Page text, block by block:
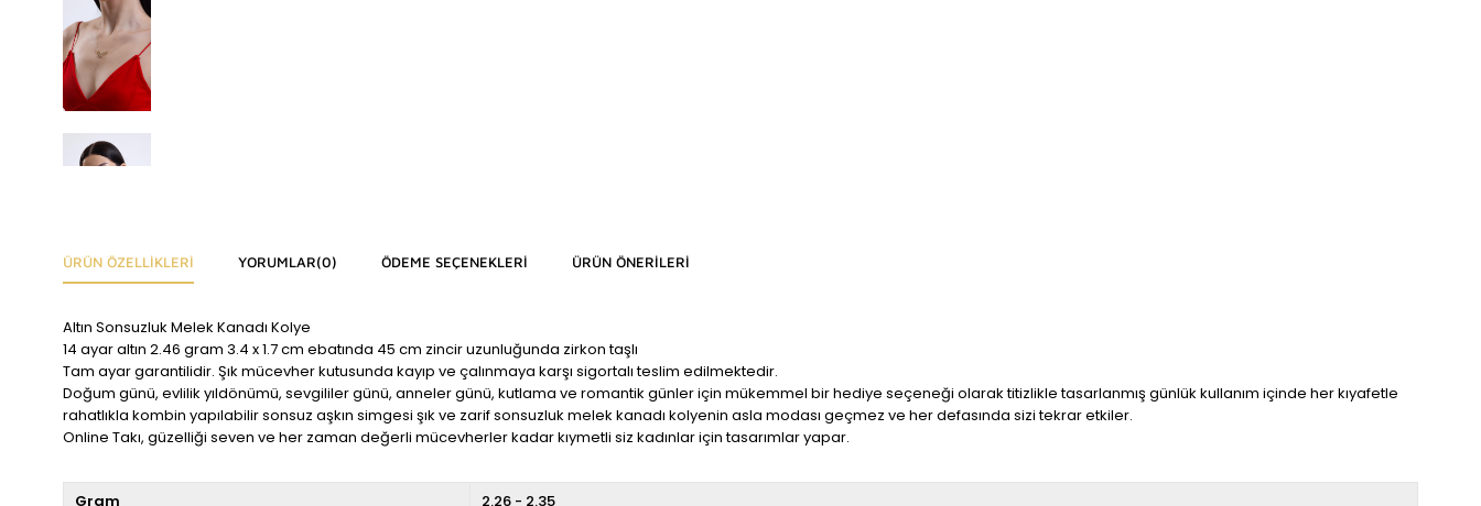
ÜRÜN ÖZELLIKLERI YORUMLAR(0) ÖDEME SEÇENEKLERI ÜRÜN ÖNERILERI
Altın Sonsuzluk Melek Kanadı Kolye
14 ayar altın 2.46 gram 3.4 x 1.7 cm ebatında 45 cm zincir uzunluğunda zirkon taşlı
Tam ayar garantilidir. Şık mücevher kutusunda kayıp ve çalınmaya karşı sigortalı teslim edilmektedir.
Doğum günü, evlilik yıldönümü, sevgililer günü, anneler günü, kutlama ve romantik günler için mükemmel bir hediye seçeneği olarak titizlikle tasarlanmış günlük kullanım içinde her kıyafetle
rahatlıkla kombin yapılabilir sonsuz aşkın simgesi şık ve zarif sonsuzluk melek kanadı kolyenin asla modası geçmez ve her defasında sizi tekrar etkiler.
Online Takı, güzelliği seven ve her zaman değerli mücevherler kadar kıymetli siz kadınlar için tasarımlar yapar.
Gram
2.26 - 2.35